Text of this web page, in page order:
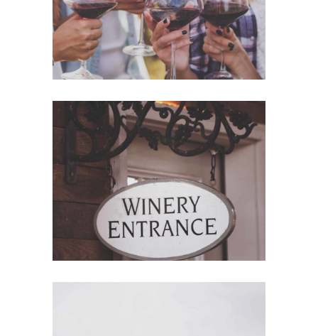
Red Wine
Photography